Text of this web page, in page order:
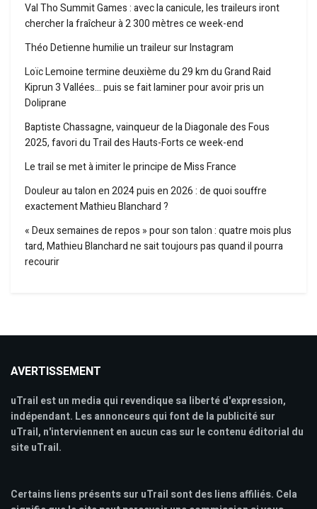
Val Tho Summit Games : avec la canicule, les traileurs iront
chercher la fraîcheur à 2 300 mètres ce week-end
Théo Detienne humilie un traileur sur Instagram
Loïc Lemoine termine deuxième du 29 km du Grand Raid
Kiprun 3 Vallées… puis se fait laminer pour avoir pris un
Doliprane
Baptiste Chassagne, vainqueur de la Diagonale des Fous
2025, favori du Trail des Hauts-Forts ce week-end
Le trail se met à imiter le principe de Miss France
Douleur au talon en 2024 puis en 2026 : de quoi souffre
exactement Mathieu Blanchard ?
« Deux semaines de repos » pour son talon : quatre mois plus
tard, Mathieu Blanchard ne sait toujours pas quand il pourra
recourir
AVERTISSEMENT
uTrail est un media qui revendique sa liberté d'expression,
indépendant. Les annonceurs qui font de la publicité sur
uTrail, n'interviennent en aucun cas sur le contenu éditorial du
site uTrail.
Certains liens présents sur uTrail sont des liens affiliés. Cela